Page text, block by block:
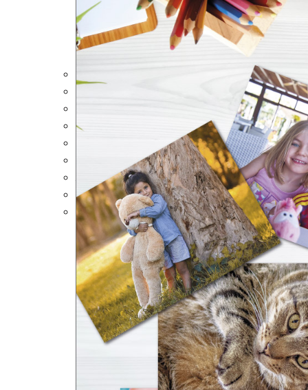
Tazas Personalizadas
Peluches Personalizados
Portalápices Personalizados
Puzles Personalizados
Juegos de Mesa
Alfombrillas Personalizadas
Lámparas LED